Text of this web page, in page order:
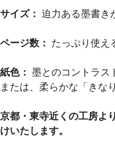
サイズ： 迫力ある墨書き
ページ数： たっぷり使え
紙色： 墨とのコントラス
または、柔らかな「きな
京都・東寺近くの工房よ
けいたします。